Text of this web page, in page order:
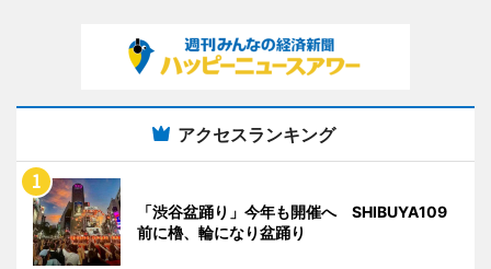
アクセスランキング
「渋谷盆踊り」今年も開催へ SHIBUYA109
前に櫓、輪になり盆踊り